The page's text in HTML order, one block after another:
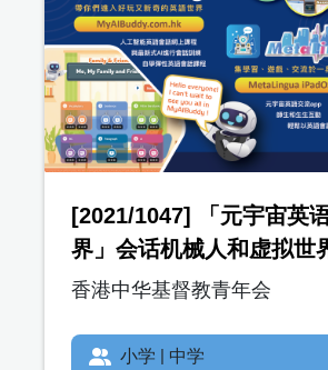
[2021/1047] 「元宇宙英
界」会话机械人和虚拟世
台 (My AI Buddy)
香港中华基督教青年会
小学 | 中学